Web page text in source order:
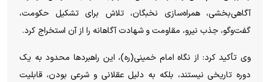
آگاهی‌بخشی، همراه‌سازی نخبگان، تلاش برای تشکیل حکومت،
گفت‌وگو، جذب نیرو، مقاومت و شهادت آگاهانه را از آن استخراج کرد.
وی تأکید کرد: از نگاه امام خمینی(ره)، این راهبردها محدود به یک
دوره تاریخی نیستند، بلکه به دلیل عقلانی و شرعی بودن، قابلیت